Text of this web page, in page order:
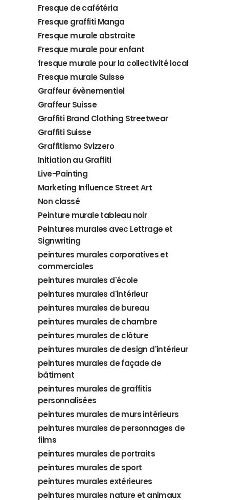
Fresque de cafétéria
Fresque graffiti Manga
Fresque murale abstraite
Fresque murale pour enfant
fresque murale pour la collectivité local
Fresque murale Suisse
Graffeur évènementiel
Graffeur Suisse
Graffiti Brand Clothing Streetwear
Graffiti Suisse
Graffitismo Svizzero
Initiation au Graffiti
Live-Painting
Marketing Influence Street Art
Non classé
Peinture murale tableau noir
Peintures murales avec Lettrage et
Signwriting
peintures murales corporatives et
commerciales
peintures murales d'école
peintures murales d'intérieur
peintures murales de bureau
peintures murales de chambre
peintures murales de clôture
peintures murales de design d'intérieur
peintures murales de façade de
bâtiment
peintures murales de graffitis
personnalisées
peintures murales de murs intérieurs
peintures murales de personnages de
films
peintures murales de portraits
peintures murales de sport
peintures murales extérieures
peintures murales nature et animaux